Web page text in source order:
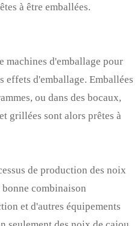
à être emballées.
machines d'emballage pour
d'emballage. Emballées
ou dans des bocaux,
grillées sont alors prêtes à
de production des noix
combinaison
et d'autres équipements